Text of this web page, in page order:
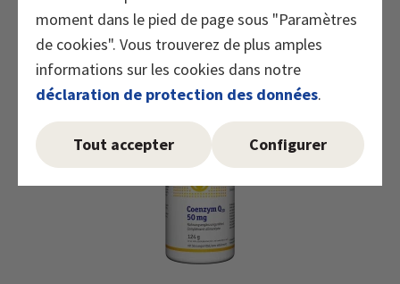
moment dans le pied de page sous "Paramètres
de cookies". Vous trouverez de plus amples
informations sur les cookies dans notre
déclaration de protection des données.
Tout accepter Configurer
Compléments alimentaires
/aliments d'appoint
Marqueur le